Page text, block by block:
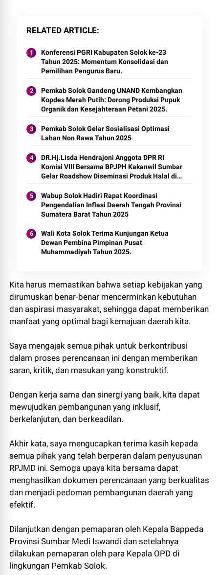
RELATED ARTICLE
Konferensi PGRI Kabupaten Solok ke-23
Tahun 2025: Momentum Konsolidasi dan
Pemilihan Pengurus Baru.
Pemkab Solok Gandeng UNAND Kembangkan
Kopdes Merah Putih: Dorong Produksi Pupuk
Organik dan Kesejahteraan Petani 2025.
Pemkab Solok Gelar Sosialisasi Optimasi
Lahan Non Rawa Tahun 2025
DR.Hj.Lisda Hendrajoni Anggota DPR RI
Komisi VIII Bersama BPJPH Kakanwil Sumbar
Gelar Roadshow Diseminasi Produk Halal di
Wabup Solok Hadiri Rapat Koordinasi
Pengendalian Inflasi Daerah Tengah Provinsi
Sumatera Barat Tahun 2025
Wali Kota Solok Terima Kunjungan Ketua
Dewan Pembina Pimpinan Pusat
Muhammadiyah Tahun 2025.
Kita harus memastikan bahwa setiap kebijakan yang
dirumuskan benar-benar mencerminkan kebutuhan
dan aspirasi masyarakat, sehingga dapat memberikan
manfaat yang optimal bagi kemajuan daerah kita.
Saya mengajak semua pihak untuk berkontribusi
dalam proses perencanaan ini dengan memberikan
saran, kritik, dan masukan yang konstruktif.
Dengan kerja sama dan sinergi yang baik, kita dapat
mewujudkan pembangunan yang inklusif,
berkelanjutan, dan berkeadilan.
Akhir kata, saya mengucapkan terima kasih kepada
semua pihak yang telah berperan dalam penyusunan
RPJMD ini. Semoga upaya kita bersama dapat
menghasilkan dokumen perencanaan yang berkualitas
dan menjadi pedoman pembangunan daerah yang
efektif.
Dilanjutkan dengan pemaparan oleh Kepala Bappeda
Provinsi Sumbar Medi Iswandi dan setelahnya
dilakukan pemaparan oleh para Kepala OPD di
lingkungan Pemkab Solok.